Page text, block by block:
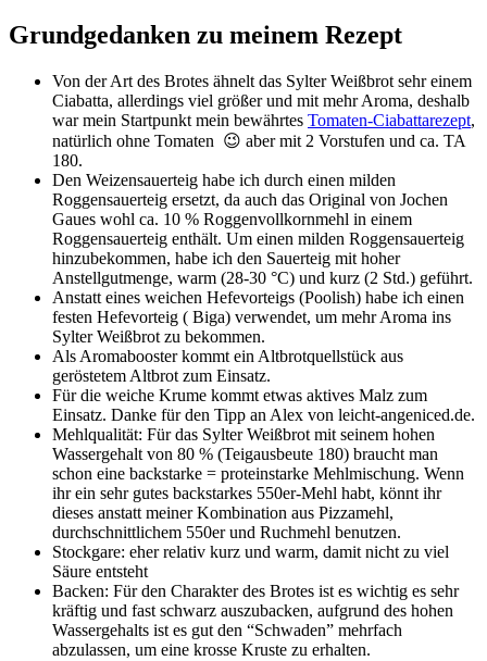
Grundgedanken zu meinem Rezept
Von der Art des Brotes ähnelt das Sylter Weißbrot sehr einem
Ciabatta, allerdings viel größer und mit mehr Aroma, deshalb
war mein Startpunkt mein bewährtes Tomaten-Ciabattarezept,
natürlich ohne Tomaten 😉 aber mit 2 Vorstufen und ca. TA
180.
Den Weizensauerteig habe ich durch einen milden
Roggensauerteig ersetzt, da auch das Original von Jochen
Gaues wohl ca. 10 % Roggenvollkornmehl in einem
Roggensauerteig enthält. Um einen milden Roggensauerteig
hinzubekommen, habe ich den Sauerteig mit hoher
Anstellgutmenge, warm (28-30 °C) und kurz (2 Std.) geführt.
Anstatt eines weichen Hefevorteigs (Poolish) habe ich einen
festen Hefevorteig ( Biga) verwendet, um mehr Aroma ins
Sylter Weißbrot zu bekommen.
Als Aromabooster kommt ein Altbrotquellstück aus
geröstetem Altbrot zum Einsatz.
Für die weiche Krume kommt etwas aktives Malz zum
Einsatz. Danke für den Tipp an Alex von leicht-angeniced.de.
Mehlqualität: Für das Sylter Weißbrot mit seinem hohen
Wassergehalt von 80 % (Teigausbeute 180) braucht man
schon eine backstarke = proteinstarke Mehlmischung. Wenn
ihr ein sehr gutes backstarkes 550er-Mehl habt, könnt ihr
dieses anstatt meiner Kombination aus Pizzamehl,
durchschnittlichem 550er und Ruchmehl benutzen.
Stockgare: eher relativ kurz und warm, damit nicht zu viel
Säure entsteht
Backen: Für den Charakter des Brotes ist es wichtig es sehr
kräftig und fast schwarz auszubacken, aufgrund des hohen
Wassergehalts ist es gut den “Schwaden” mehrfach
abzulassen, um eine krosse Kruste zu erhalten.